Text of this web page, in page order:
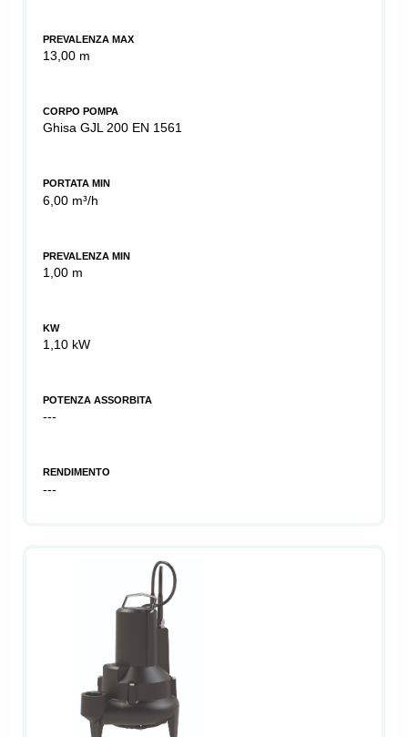
PREVALENZA MAX
13,00 m
CORPO POMPA
Ghisa GJL 200 EN 1561
PORTATA MIN
6,00 m³/h
PREVALENZA MIN
1,00 m
KW
1,10 kW
POTENZA ASSORBITA
---
RENDIMENTO
---